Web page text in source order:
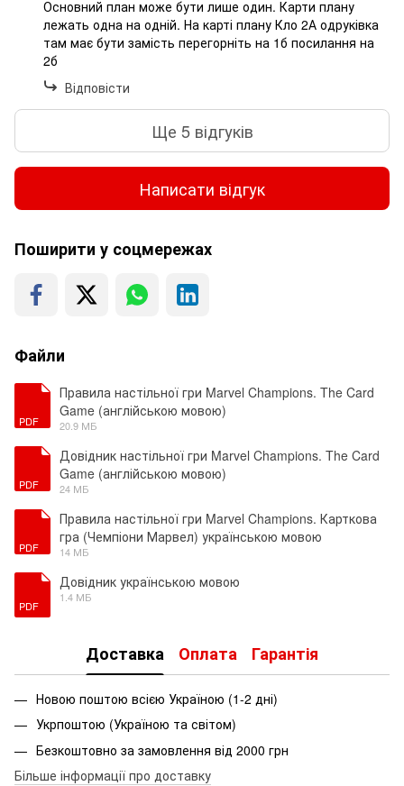
Основний план може бути лише один. Карти плану
лежать одна на одній. На карті плану Кло 2А одруківка
там має бути замість перегорніть на 1б посилання на
2б
Відповісти
Ще 5 відгуків
Написати відгук
Поширити у соцмережах
Файли
PDF
Правила настільної гри Marvel Champions. The Card
Game (англійською мовою)
20.9 МБ
PDF
Довідник настільної гри Marvel Champions. The Card
Game (англійською мовою)
24 МБ
PDF
Правила настільної гри Marvel Champions. Карткова
гра (Чемпіони Марвел) українською мовою
14 МБ
PDF
Довідник українською мовою
1.4 МБ
Доставка Оплата Гарантія
Новою поштою всією Україною (1-2 дні)
Укрпоштою (Україною та світом)
Безкоштовно за замовлення від 2000 грн
Більше інформації про доставку